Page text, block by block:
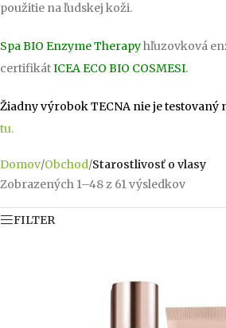
použitie na ľudskej koži.
Spa BIO Enzyme Therapyhľuzovková
certifikátICEA ECO BIO COSMESI.
Žiadny výrobok TECNA nie je testovaný
tu.
Domov/Obchod/Starostlivosť o vlasy
Zobrazených 1–48 z 61 výsledkov
FILTER